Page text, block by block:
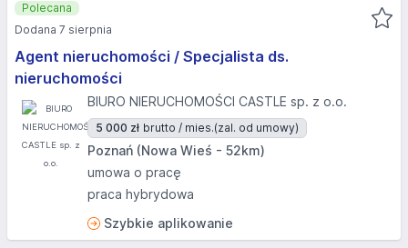
Agent nieruchomości / Specjalista ds.
nieruchomości
BIURO NIERUCHOMOŚCI CASTLE sp. z o.o.
5 000 zł brutto / mies.(zal. od umowy)
Poznań (Nowa Wieś - 52km)
umowa o pracę
praca hybrydowa
Szybkie aplikowanie
Polecana
Dodana 7 sierpnia